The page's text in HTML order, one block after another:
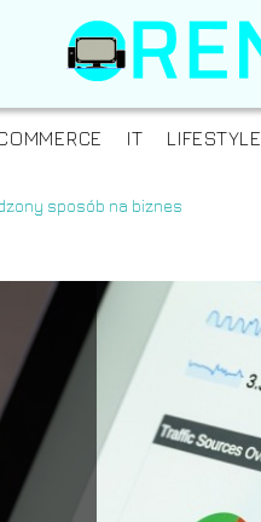
IT LIFESTYLE
sposób na biznes